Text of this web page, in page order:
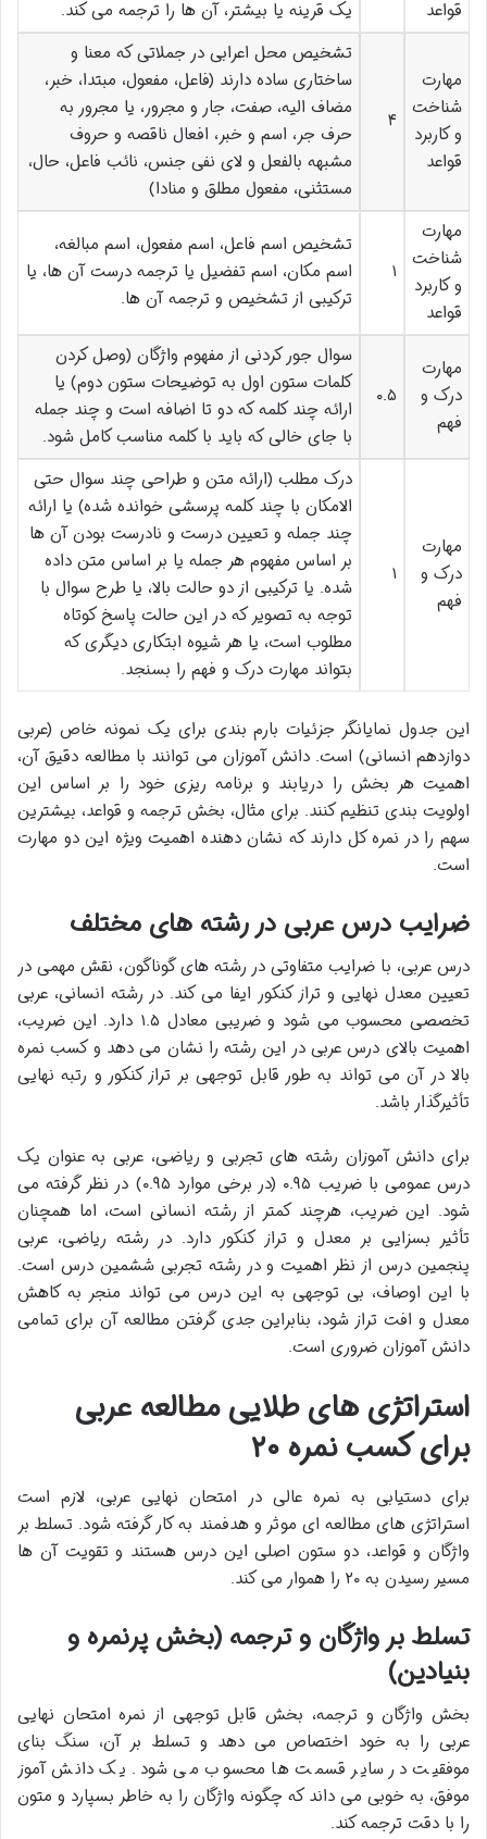
قواعد یک قرینه یا بیشتر، آن ها را ترجمه می کند.
مهارت
شناخت
و کاربرد
قواعد
۴
تشخیص محل اعرابی در جملاتی که معنا و
ساختاری ساده دارند (فاعل، مفعول، مبتدا، خبر،
مضاف الیه، صفت، جار و مجرور، یا مجرور به
حرف جر، اسم و خبر، افعال ناقصه و حروف
مشبهه بالفعل و لای نفی جنس، نائب فاعل، حال،
مستثنی، مفعول مطلق و منادا)
مهارت
شناخت
و کاربرد
قواعد
۱
تشخیص اسم فاعل، اسم مفعول، اسم مبالغه،
اسم مکان، اسم تفضیل یا ترجمه درست آن ها، یا
ترکیبی از تشخیص و ترجمه آن ها.
مهارت
درک و
فهم
۰.۵
سوال جور کردنی از مفهوم واژگان (وصل کردن
کلمات ستون اول به توضیحات ستون دوم) یا
ارائه چند کلمه که دو تا اضافه است و چند جمله
با جای خالی که باید با کلمه مناسب کامل شود.
مهارت
درک و
فهم
۱
درک مطلب (ارائه متن و طراحی چند سوال حتی
الامکان با چند کلمه پرسشی خوانده شده) یا ارائه
چند جمله و تعیین درست و نادرست بودن آن ها
بر اساس مفهوم هر جمله یا بر اساس متن داده
شده. یا ترکیبی از دو حالت بالا، یا طرح سوال با
توجه به تصویر که در این حالت پاسخ کوتاه
مطلوب است، یا هر شیوه ابتکاری دیگری که
بتواند مهارت درک و فهم را بسنجد.
این جدول نمایانگر جزئیات بارم بندی برای یک نمونه خاص (عربی
دوازدهم انسانی) است. دانش آموزان می توانند با مطالعه دقیق آن،
اهمیت هر بخش را دریابند و برنامه ریزی خود را بر اساس این
اولویت بندی تنظیم کنند. برای مثال، بخش ترجمه و قواعد، بیشترین
سهم را در نمره کل دارند که نشان دهنده اهمیت ویژه این دو مهارت
است.
ضرایب درس عربی در رشته های مختلف
درس عربی، با ضرایب متفاوتی در رشته های گوناگون، نقش مهمی در
تعیین معدل نهایی و تراز کنکور ایفا می کند. در رشته انسانی، عربی
تخصصی محسوب می شود و ضریبی معادل ۱.۵ دارد. این ضریب،
اهمیت بالای درس عربی در این رشته را نشان می دهد و کسب نمره
بالا در آن می تواند به طور قابل توجهی بر تراز کنکور و رتبه نهایی
تأثیرگذار باشد.
برای دانش آموزان رشته های تجربی و ریاضی، عربی به عنوان یک
درس عمومی با ضریب ۰.۹۵ (در برخی موارد ۰.۹۵) در نظر گرفته می
شود. این ضریب، هرچند کمتر از رشته انسانی است، اما همچنان
تأثیر بسزایی بر معدل و تراز کنکور دارد. در رشته ریاضی، عربی
پنجمین درس از نظر اهمیت و در رشته تجربی ششمین درس است.
با این اوصاف، بی توجهی به این درس می تواند منجر به کاهش
معدل و افت تراز شود، بنابراین جدی گرفتن مطالعه آن برای تمامی
دانش آموزان ضروری است.
استراتژی های طلایی مطالعه عربی
برای کسب نمره ۲۰
برای دستیابی به نمره عالی در امتحان نهایی عربی، لازم است
استراتژی های مطالعه ای موثر و هدفمند به کار گرفته شود. تسلط بر
واژگان و قواعد، دو ستون اصلی این درس هستند و تقویت آن ها
مسیر رسیدن به ۲۰ را هموار می کند.
تسلط بر واژگان و ترجمه (بخش پرنمره و
بنیادین)
بخش واژگان و ترجمه، بخش قابل توجهی از نمره امتحان نهایی
عربی را به خود اختصاص می دهد و تسلط بر آن، سنگ بنای
موفقیت در سایر قسمت ها محسوب می شود. یک دانش آموز
موفق، به خوبی می داند که چگونه واژگان را به خاطر بسپارد و متون
را با دقت ترجمه کند.